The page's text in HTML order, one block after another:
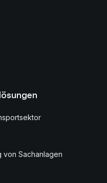
von Sachanlagen